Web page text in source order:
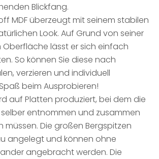
Blickfang.
MDF überzeugt mit seinem stabilen
Look. Auf Grund von seiner
lässt er sich einfach
So können Sie diese nach
verzieren und individuell
beim Ausprobieren!
auf Platten produziert, bei dem die
selber entnommen und zusammen
müssen. Die großen Bergspitzen
angelegt und können ohne
angebracht werden. Die